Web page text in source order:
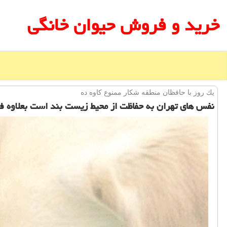
خرید و فروش حیوان خانگی
یك روز با حافظان منطقه شكار ممنوع كاوه ده
نفس های تهران به حفاظت از محیط زیست بند است بعلاوه